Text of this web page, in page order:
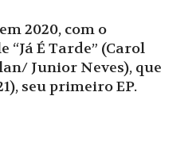
2020, com o
É Tarde” (Carol
Junior Neves), que
seu primeiro EP.